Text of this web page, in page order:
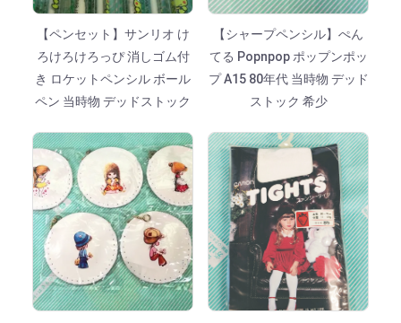
【ペンセット】サンリオ け
ろけろけろっぴ 消しゴム付
き ロケットペンシル ボール
ペン 当時物 デッドストック
【シャープペンシル】ぺん
てる Popnpop ポップンポッ
プ A15 80年代 当時物 デッド
ストック 希少